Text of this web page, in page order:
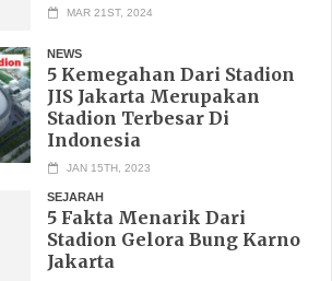
MAR 21ST, 2024
NEWS
5 Kemegahan Dari Stadion
JIS Jakarta Merupakan
Stadion Terbesar Di
Indonesia
JAN 15TH, 2023
SEJARAH
5 Fakta Menarik Dari
Stadion Gelora Bung Karno
Jakarta